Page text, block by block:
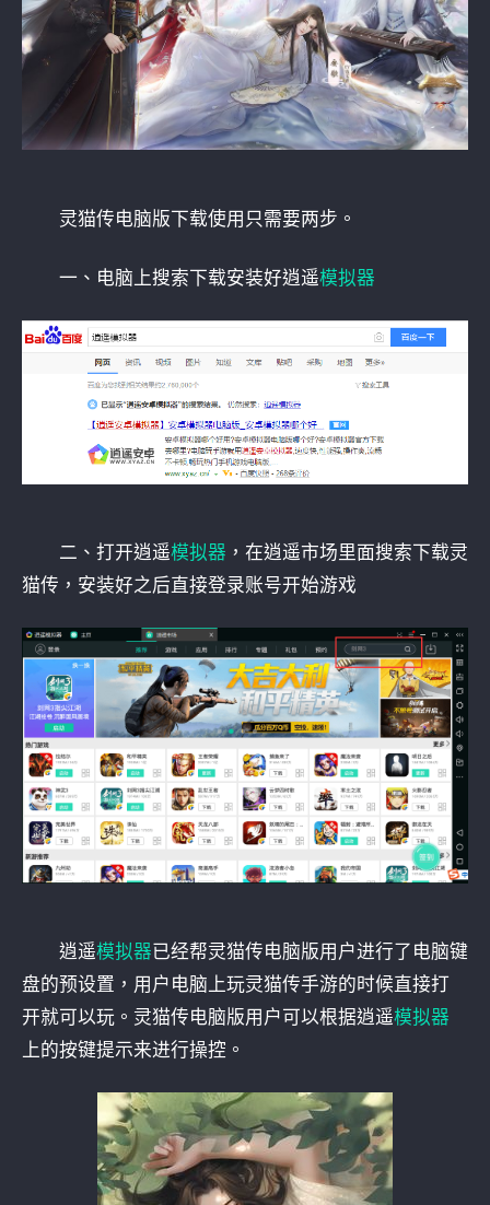
灵猫传电脑版下载使用只需要两步。
一、电脑上搜索下载安装好逍遥模拟器
二、打开逍遥模拟器 ，在逍遥市场里面搜索下载灵
猫传，安装好之后直接登录账号开始游戏
逍遥模拟器已经帮灵猫传电脑版用户进行了电脑键
盘的预设置，用户电脑上玩灵猫传手游的时候直接打
开就可以玩。灵猫传电脑版用户可以根据逍遥模拟器
上的按键提示来进行操控。